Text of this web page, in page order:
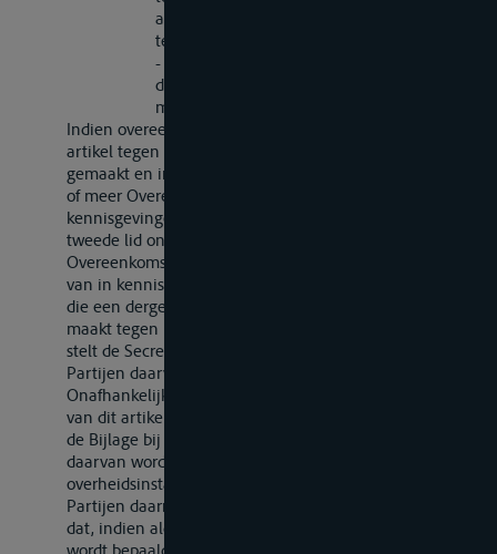
aanvaardingen voor het aflopen van die
termijn waren medegedeeld;
- het tijdstip waarop de in het derde lid van
dit artikel bedoelde termijn van negen
maanden afloopt.
Indien overeenkomstig het tweede lid onder
artikel tegen het voorstel tot wijziging bezwaar wordt
gemaakt en indien aan de Secretaris-Generaal door een
of meer Overeenkomstsluitende Partijen
kennisgevingen zijn gedaan overeenkomstig het
tweede lid onder
Overeenkomstsluitende Partijen er zo spoedig mogelijk
van in kennis. Indien de Overeenkomstsluitende Partij
die een dergelijke kennisgeving heeft gedaan bezwaar
maakt tegen het voorstel tot wijziging of het aanvaardt,
stelt de Secretaris-Generaal alle Overeenkomstsluitende
Partijen daarvan vervolgens in kennis.
Onafhankelijk van de in het eerste tot en met zesde lid
van dit artikel voorziene wijzigingsprocedure, kunnen
de Bijlage bij deze Overeenkomst en de aanhangsels
daarvan worden gewijzigd als de bevoegde
overheidsinstanties van de Overeenkomstsluitende
Partijen daarmede instemmen, doch op voorwaarde
dat, indien aldus Aanhangsel 1 wordt gewijzigd, daarbij